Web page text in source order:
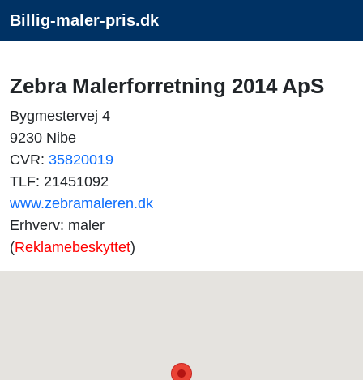
Billig-maler-pris.dk
Zebra Malerforretning 2014 ApS
Bygmestervej 4
9230 Nibe
CVR: 35820019
TLF: 21451092
www.zebramaleren.dk
Erhverv: maler
(Reklamebeskyttet)